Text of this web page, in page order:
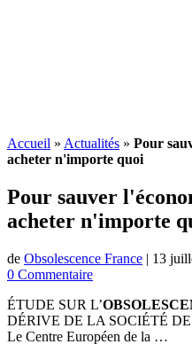
Accueil » Actualités » Pour
acheter n'importe quoi
Pour sauver
acheter n'importe
de Obsolescence France | 13
0 Commentaire
ÉTUDE SUR L’
DÉRIVE DE LA SOCIÉTÉ
Le Centre Européen de la …